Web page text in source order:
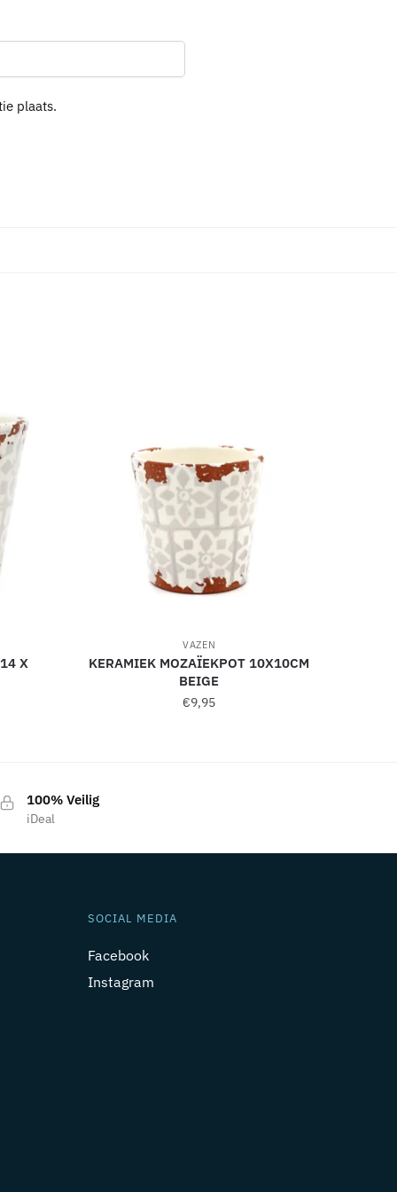
plaats.
X
VAZEN
KERAMIEK MOZAÏEKPOT 10X10CM
BEIGE
€9,95
100% Veilig
iDeal
SOCIAL MEDIA
Facebook
Instagram